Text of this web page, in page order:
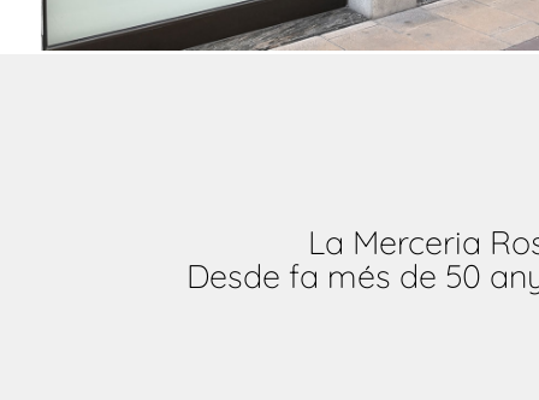
La Merceria
Desde fa més de 50